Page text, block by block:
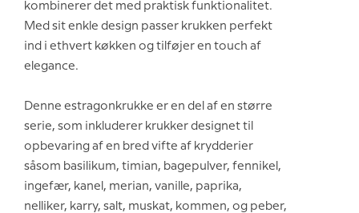
kombinerer det med praktisk funktionalitet.
Med sit enkle design passer krukken perfekt
ind i ethvert køkken og tilføjer en touch af
elegance.
Denne estragonkrukke er en del af en større
serie, som inkluderer krukker designet til
opbevaring af en bred vifte af krydderier
såsom basilikum, timian, bagepulver, fennikel,
ingefær, kanel, merian, vanille, paprika,
nelliker, karry, salt, muskat, kommen, og peber,